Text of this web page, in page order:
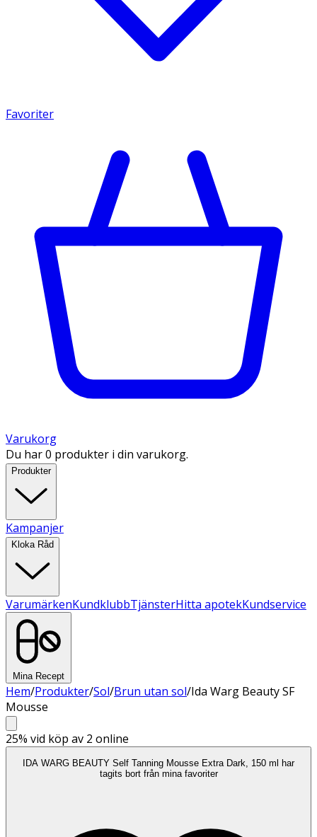
Favoriter
Varukorg
Du har 0 produkter i din varukorg.
Produkter
Kampanjer
Kloka Råd
VarumärkenKundklubbTjänsterHitta apotekKundservice
Mina Recept
Hem/Produkter/Sol/Brun utan sol/Ida Warg Beauty SF
Mousse
25% vid köp av 2 online
IDA WARG BEAUTY Self Tanning Mousse Extra Dark, 150 ml har
tagits bort från mina favoriter